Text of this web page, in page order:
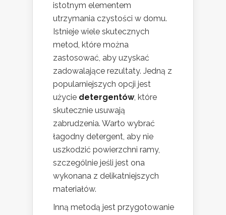
istotnym elementem
utrzymania czystości w domu.
Istnieje wiele skutecznych
metod, które można
zastosować, aby uzyskać
zadowalające rezultaty. Jedną z
popularniejszych opcji jest
użycie detergentów, które
skutecznie usuwają
zabrudzenia. Warto wybrać
łagodny detergent, aby nie
uszkodzić powierzchni ramy,
szczególnie jeśli jest ona
wykonana z delikatniejszych
materiałów.
Inną metodą jest przygotowanie